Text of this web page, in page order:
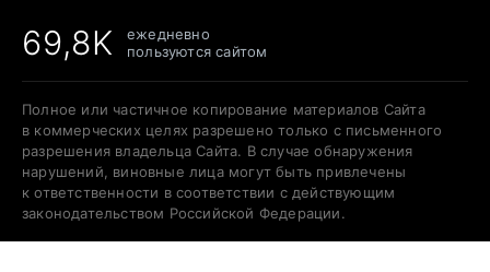
69,8K
ежедневно
пользуются сайтом
Полное или частичное копирование материалов Сайта
в коммерческих целях разрешено только с письменного
разрешения владельца Сайта. В случае обнаружения
нарушений, виновные лица могут быть привлечены
к ответственности в соответствии с действующим
законодательством Российской Федерации.